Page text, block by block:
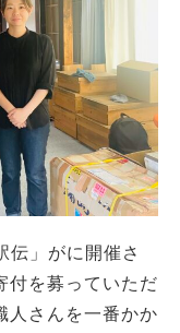
伝」がに開催さ
付を募っていただ
人さんを一番かか